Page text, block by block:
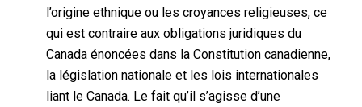
l’origine ethnique ou les croyances religieuses, ce
qui est contraire aux obligations juridiques du
Canada énoncées dans la Constitution canadienne,
la législation nationale et les lois internationales
liant le Canada. Le fait qu’il s’agisse d’une